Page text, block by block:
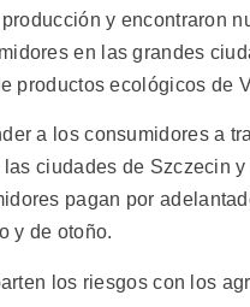
y encontraron
en las grandes
productos ecológicos de
a los consumidores a
ciudades de Szczecin
pagan por
y de otoño.
los riesgos con los